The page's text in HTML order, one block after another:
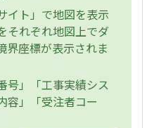
イト」で地図を表示
それぞれ地図上でダ
界座標が表示されま
」「工事実績シス
容」「受注者コー